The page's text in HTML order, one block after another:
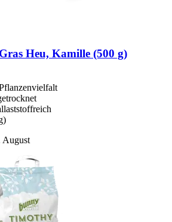
Heu, Kamille (500 g)
August